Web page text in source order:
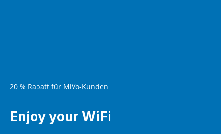
20 % Rabatt für MiVo-Kunden
Enjoy your WiFi